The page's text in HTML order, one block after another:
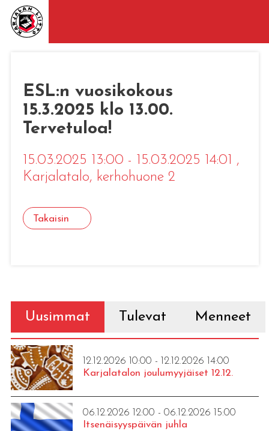
ESL:n vuosikokous
15.3.2025 klo 13.00.
Tervetuloa!
15.03.2025 13:00 - 15.03.2025 14:01 ,
Karjalatalo, kerhohuone 2
Takaisin
Uusimmat Tulevat Menneet
12.12.2026 10:00 - 12.12.2026 14:00
Karjalatalon joulumyyjäiset 12.12.
06.12.2026 12:00 - 06.12.2026 15:00
Itsenäisyyspäivän juhla